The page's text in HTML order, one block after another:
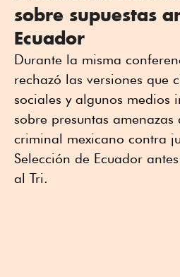
sobre supuestas
Ecuador
Durante la misma
rechazó las versiones que
sociales y algunos medios
sobre presuntas amenazas
criminal mexicano contra
Selección de Ecuador
al Tri.